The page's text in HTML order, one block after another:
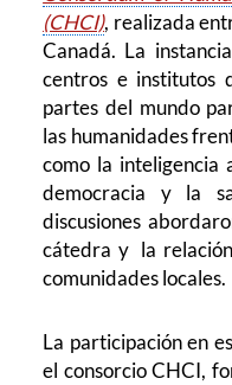
(CHCI), realizada
Canadá. La
centros e institutos
partes del mundo
las humanidades
como la inteligencia
democracia y la
discusiones
cátedra y la
comunidades locales.
La participación en
el consorcio CHCI,